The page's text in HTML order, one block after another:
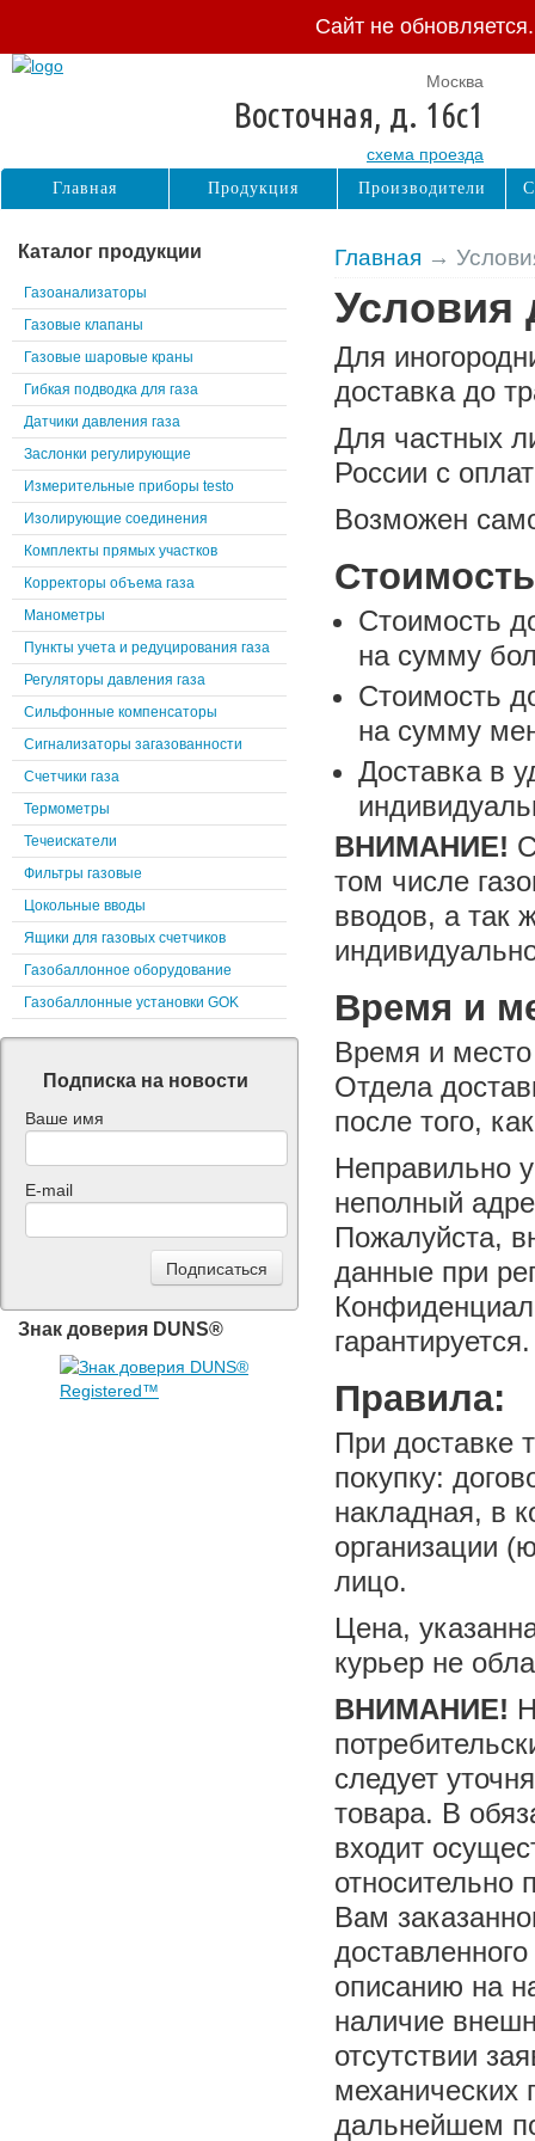
Сайт не
Главная →
Условия
Для
доставка до
Для частных
России с
Возможен
Стоимость
на сумму
Стоимость
на сумму
Доставка в
ВНИМАНИЕ!
том числе
вводов, а так
Время и
Время и
Отдела
после того,
Неправильно
неполный
Пожалуйста,
данные при
гарантируется.
Правила:
При доставке
покупку:
накладная, в
организации
лицо.
Цена,
курьер не
ВНИМАНИЕ!
следует
товара. В
входит
относительно
Вам
описанию на
наличие
отсутствии
механических
дальнейшем
Каталог продукции
Газоанализаторы
Газовые клапаны
Газовые шаровые краны
Гибкая подводка для газа
Датчики давления газа
Заслонки регулирующие
Измерительные приборы testo
Изолирующие соединения
Комплекты прямых участков
Корректоры объема газа
Манометры
Пункты учета и редуцирования газа
Регуляторы давления газа
Сильфонные компенсаторы
Сигнализаторы загазованности
Счетчики газа
Термометры
Течеискатели
Фильтры газовые
Цокольные вводы
Ящики для газовых счетчиков
Газобаллонное оборудование
Газобаллонные установки GOK
Подписка на новости
Ваше имя
E-mail
Знак доверия DUNS®
Москва
Восточная, д. 16с1
схема проезда
Главная Продукция Производители